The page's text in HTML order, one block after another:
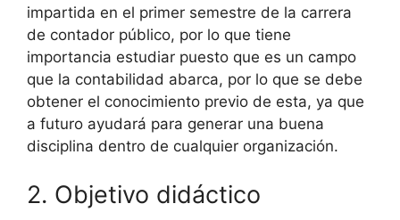
impartida en el primer semestre de la carrera
de contador público, por lo que tiene
importancia estudiar puesto que es un campo
que la contabilidad abarca, por lo que se debe
obtener el conocimiento previo de esta, ya que
a futuro ayudará para generar una buena
disciplina dentro de cualquier organización.
2. Objetivo didáctico